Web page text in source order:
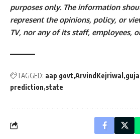
purposes only. The information
represent the opinions, policy, or
TV, nor any of its staff, employees,
TAGGED: aap govt ArvindKejriwal
prediction state